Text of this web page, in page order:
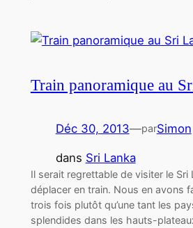
Train panoramique au
Déc 30, 2013—parSimon
dans Sri Lanka
Il serait regrettable de visiter le Sri
déplacer en train. Nous en avons
trois fois plutôt qu’une tant les
splendides dans les hauts-